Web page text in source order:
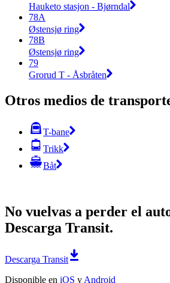
Hauketo stasjon - Bjørndal
78A
Østensjø ring
78B
Østensjø ring
79
Grorud T - Åsbråten
Otros medios de
T-bane
Trikk
Båt
No vuelvas a perder el
Descarga Transit.
Descarga Transit
Disponible en iOS y Android